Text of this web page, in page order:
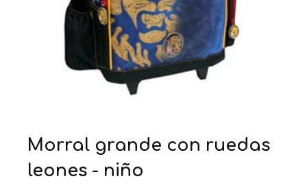
morral grande con ruedas
leones - niño